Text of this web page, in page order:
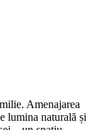
Amenajarea
lumina naturală și